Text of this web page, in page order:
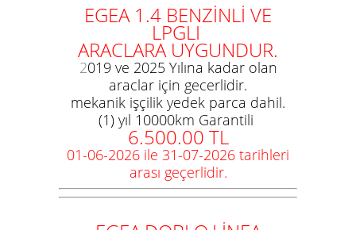
EGEA 1.4 BENZİNLİ VE
LPGLI
ARACLARA UYGUNDUR.
2019 ve 2025 Yılına kadar olan
araclar için gecerlidir.
mekanik işçilik yedek parca dahil.
(1) yıl 10000km Garantili
6.500.00 TL
01-06-2026 ile 31-07-2026 tarihleri
arası geçerlidir.